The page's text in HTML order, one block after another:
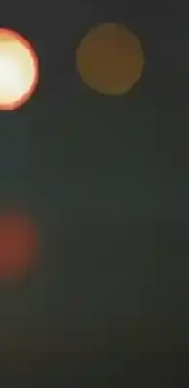
belirtileri gecikebilir.
sonuçlar sağlar.
taşı, özgünlük ve şıklık